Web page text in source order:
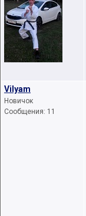
Vilyam
Новичок
Сообщения: 11